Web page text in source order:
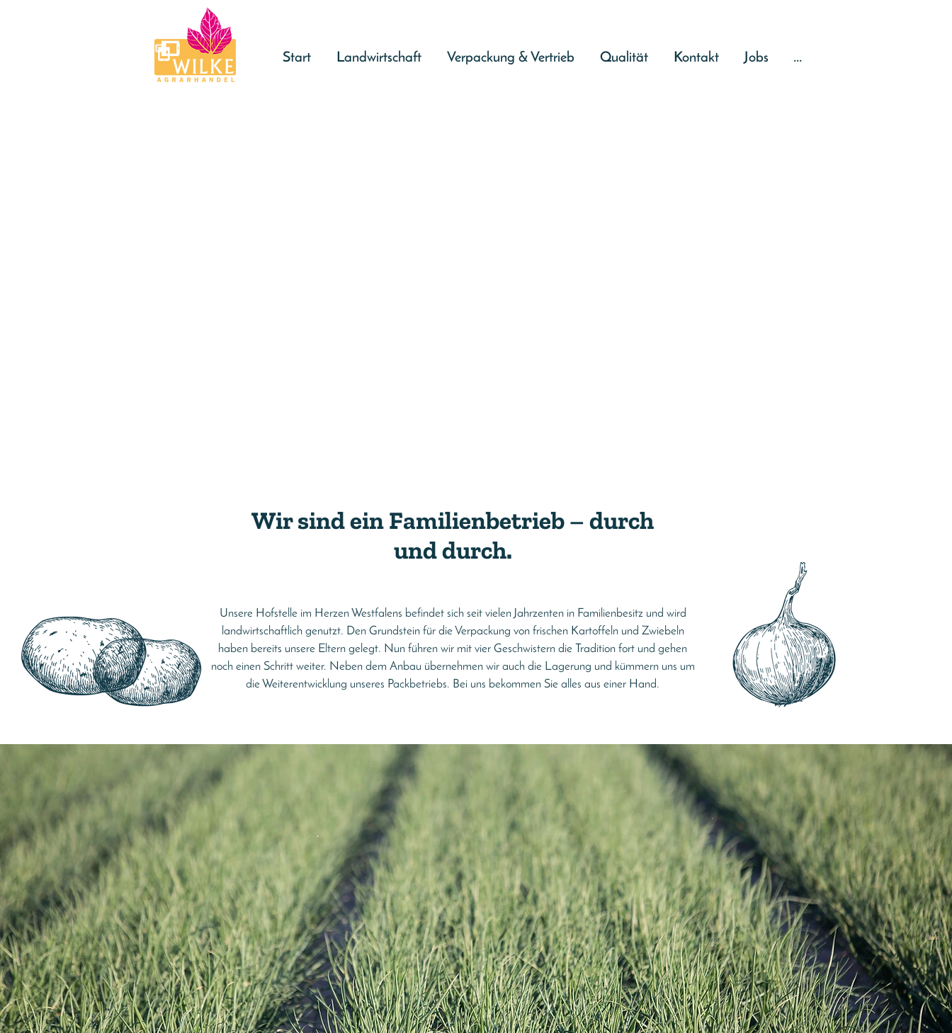
Start Landwirtschaft Verpackung & Vertrieb Qualität Kontakt Jobs ...
Wir sind ein Familienbetrieb – durch
und durch.
Unsere Hofstelle im Herzen Westfalens befindet sich seit vielen Jahrzenten in Familienbesitz und wird
landwirtschaftlich genutzt. Den Grundstein für die Verpackung von frischen Kartoffeln und Zwiebeln
haben bereits unsere Eltern gelegt. Nun führen wir mit vier Geschwistern die Tradition fort und gehen
noch einen Schritt weiter. Neben dem Anbau übernehmen wir auch die Lagerung und kümmern uns um
die Weiterentwicklung unseres Packbetriebs. Bei uns bekommen Sie alles aus einer Hand.